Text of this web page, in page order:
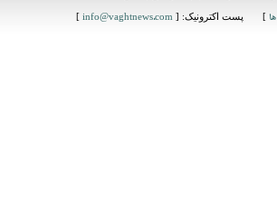
] پست اکترونیک: [ info@vaghtnews.com
]